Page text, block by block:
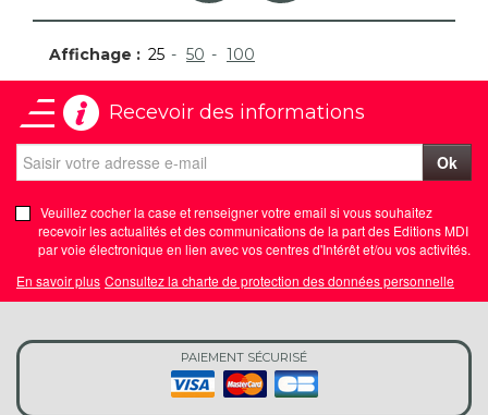
Affichage : 25 50 100
Recevoir des informations
Ok
Veuillez cocher la case et renseigner votre email si vous souhaitez
recevoir les actualités et des communications de la part des Editions MDI
par voie électronique en lien avec vos centres d'Intérêt et/ou vos activités.
En savoir plus Consultez la charte de protection des données personnelle
PAIEMENT SÉCURISÉ